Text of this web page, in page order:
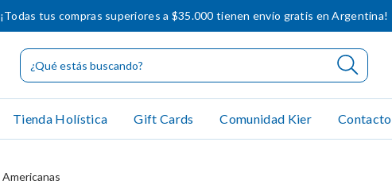
¡Todas tus compras superiores a $35.000 tienen envío gratis en Argentina!
Tienda Holística Gift Cards Comunidad Kier Contacto
Americanas